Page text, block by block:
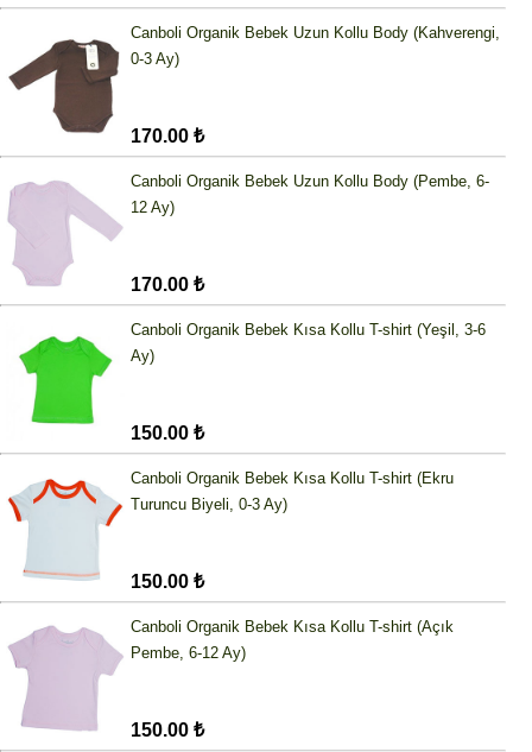
Canboli Organik Bebek Uzun Kollu Body (Kahverengi,
0-3 Ay)
170.00 ₺
Canboli Organik Bebek Uzun Kollu Body (Pembe, 6-
12 Ay)
170.00 ₺
Canboli Organik Bebek Kısa Kollu T-shirt (Yeşil, 3-6
Ay)
150.00 ₺
Canboli Organik Bebek Kısa Kollu T-shirt (Ekru
Turuncu Biyeli, 0-3 Ay)
150.00 ₺
Canboli Organik Bebek Kısa Kollu T-shirt (Açık
Pembe, 6-12 Ay)
150.00 ₺